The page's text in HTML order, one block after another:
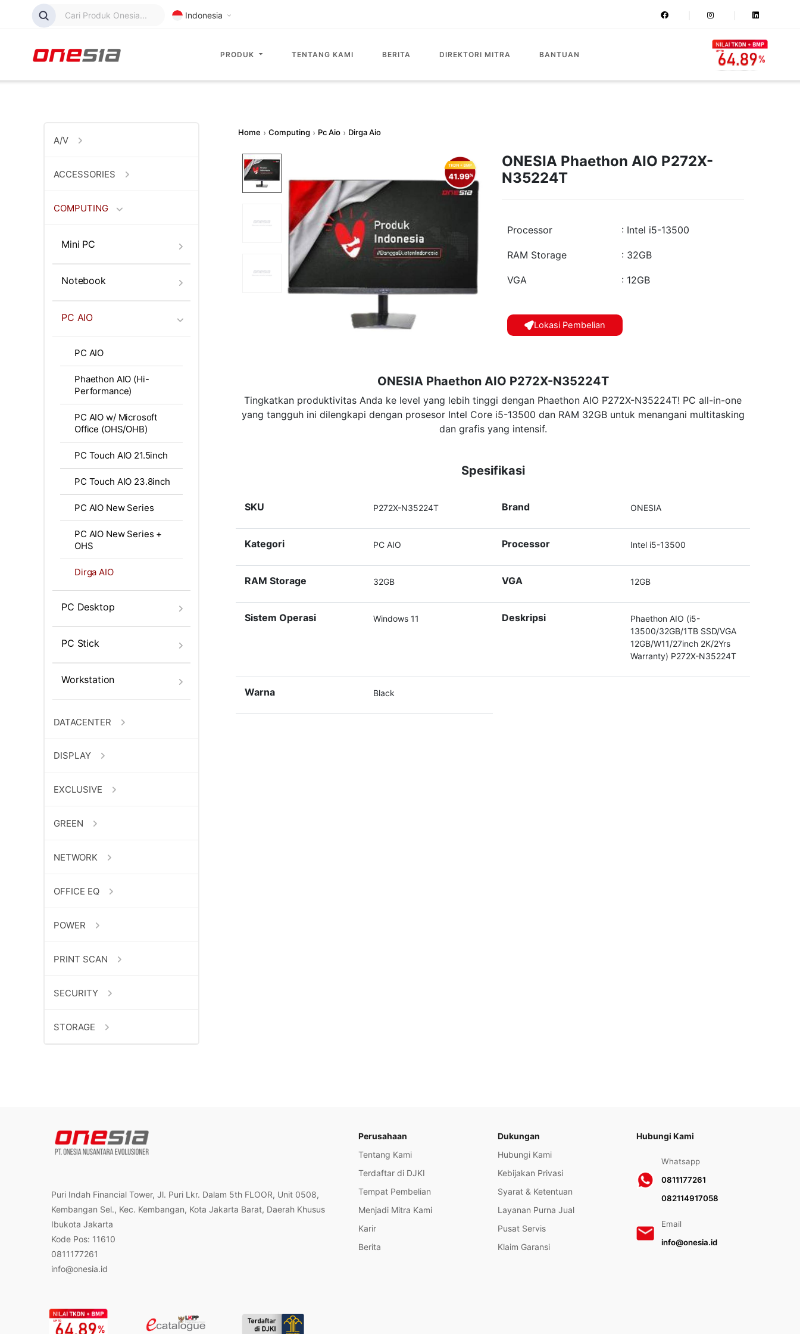
Cari Produk Onesia... Indonesia
PRODUK TENTANG KAMI BERITA DIREKTORI MITRA BANTUAN
Home › Computing › Pc Aio › Dirga Aio
ONESIA Phaethon AIO P272X-
N35224T
Processor : Intel i5-13500
RAM Storage : 32GB
VGA : 12GB
Lokasi Pembelian
ONESIA Phaethon AIO P272X-N35224T
Tingkatkan produktivitas Anda ke level yang lebih tinggi dengan Phaethon AIO P272X-N35224T! PC all-in-one
yang tangguh ini dilengkapi dengan prosesor Intel Core i5-13500 dan RAM 32GB untuk menangani multitasking
dan grafis yang intensif.
Spesifikasi
SKU P272X-N35224T Brand ONESIA
Kategori PC AIO Processor Intel i5-13500
RAM Storage 32GB VGA 12GB
Sistem Operasi Windows 11 Deskripsi
Phaethon AIO (i5-
13500/32GB/1TB SSD/VGA
12GB/W11/27inch 2K/2Yrs
Warranty) P272X-N35224T
Warna Black
A/V
ACCESSORIES
COMPUTING
Mini PC
Notebook
PC AIO
PC AIO
Phaethon AIO (Hi-
Performance)
PC AIO w/ Microsoft
Office (OHS/OHB)
PC Touch AIO 21.5inch
PC Touch AIO 23.8inch
PC AIO New Series
PC AIO New Series +
OHS
Dirga AIO
PC Desktop
PC Stick
Workstation
DATACENTER
DISPLAY
EXCLUSIVE
GREEN
NETWORK
OFFICE EQ
POWER
PRINT SCAN
SECURITY
STORAGE
Puri Indah Financial Tower, Jl. Puri Lkr. Dalam 5th FLOOR, Unit 0508,
Kembangan Sel., Kec. Kembangan, Kota Jakarta Barat, Daerah Khusus
Ibukota Jakarta
Kode Pos: 11610
0811177261
info@onesia.id
Perusahaan
Tentang Kami
Terdaftar di DJKI
Tempat Pembelian
Menjadi Mitra Kami
Karir
Berita
Dukungan
Hubungi Kami
Kebijakan Privasi
Syarat & Ketentuan
Layanan Purna Jual
Pusat Servis
Klaim Garansi
Hubungi Kami
Whatsapp
0811177261
082114917058
Email
info@onesia.id